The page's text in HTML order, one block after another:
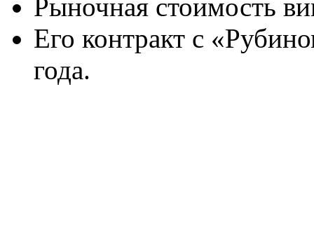
Рыночная стоимость
Его контракт с
года.